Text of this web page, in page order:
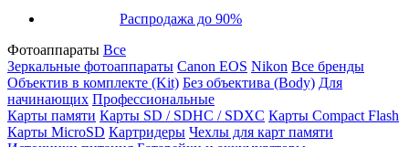
Распродажа до 90%
Фотоаппараты Все
Зеркальные фотоаппараты Canon EOS Nikon Все бренды
Объектив в комплекте (Kit) Без объектива (Body) Для
начинающих Профессиональные
Карты памяти Карты SD / SDHC / SDXC Карты Compact Flash
Карты MicroSD Картридеры Чехлы для карт памяти